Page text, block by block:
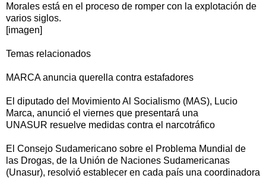
Morales está en el proceso de romper con la explotación de
varios siglos.
[imagen]
Temas relacionados
MARCA anuncia querella contra estafadores
El diputado del Movimiento Al Socialismo (MAS), Lucio
Marca, anunció el viernes que presentará una
UNASUR resuelve medidas contra el narcotráfico
El Consejo Sudamericano sobre el Problema Mundial de
las Drogas, de la Unión de Naciones Sudamericanas
(Unasur), resolvió establecer en cada país una coordinadora